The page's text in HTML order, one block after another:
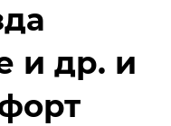
и др. и